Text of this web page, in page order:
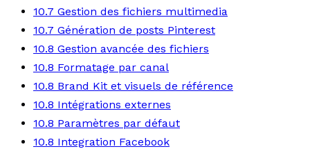
10.7 Gestion des fichiers multimedia
10.7 Génération de posts Pinterest
10.8 Gestion avancée des fichiers
10.8 Formatage par canal
10.8 Brand Kit et visuels de référence
10.8 Intégrations externes
10.8 Paramètres par défaut
10.8 Integration Facebook